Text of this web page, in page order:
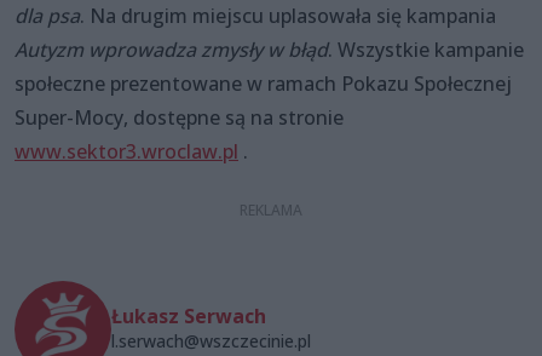
dla psa. Na drugim miejscu uplasowała się kampania
Autyzm wprowadza zmysły w błąd. Wszystkie kampanie
społeczne prezentowane w ramach Pokazu Społecznej
Super-Mocy, dostępne są na stronie
www.sektor3.wroclaw.pl .
Łukasz Serwach
l.serwach@wszczecinie.pl